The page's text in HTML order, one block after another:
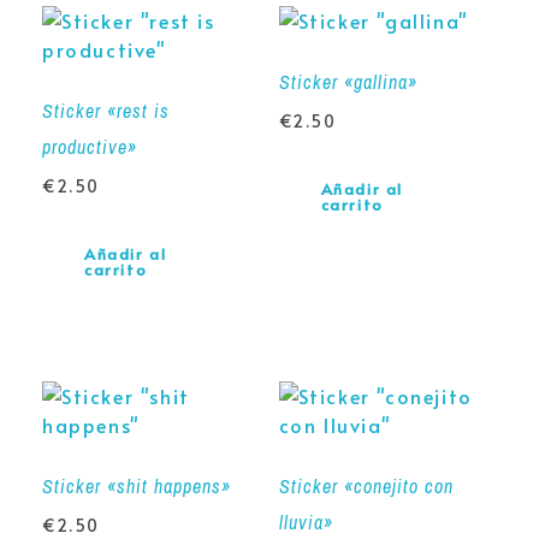
Sticker «rest is
productive»
€2.50
Añadir al
carrito
Sticker «gallina»
€2.50
Añadir al
carrito
Sticker «shit happens»
€2.50
Sticker «conejito con
lluvia»